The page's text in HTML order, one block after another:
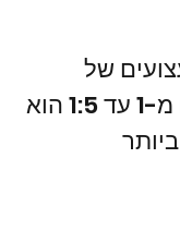
של
האופביטס מבוססות על סולם מ-1 עד 5: 1 הוא